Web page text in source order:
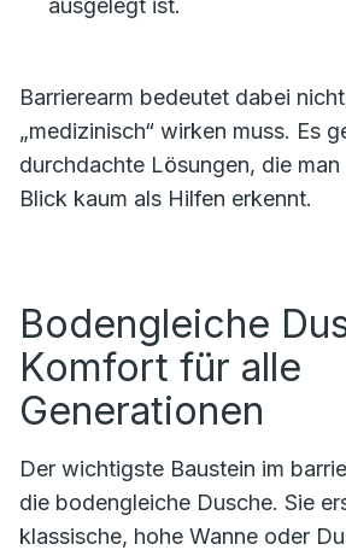
ausgelegt ist.
Barrierearm bedeutet dabei
„medizinisch“ wirken muss. Es
durchdachte Lösungen, die
Blick kaum als Hilfen erkennt.
Bodengleiche
Komfort für alle
Generationen
Der wichtigste Baustein im
die bodengleiche Dusche. Sie
klassische, hohe Wanne oder